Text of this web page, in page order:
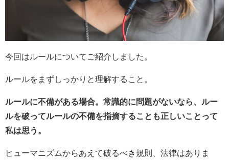
今回はルールについてご紹介しました。
ルールをまずしっかりと理解すること。
ルールに不備がある場合。常識的に問題がないなら、ルー
ルを破ってルールの不備を指摘することも正しいことって
私は思う。
ヒューマニズムからあえて破るべき規則、法律はありま